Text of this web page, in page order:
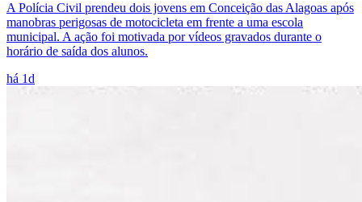
A Polícia Civil prendeu dois jovens em Conceição das Alagoas após
manobras perigosas de motocicleta em frente a uma escola
municipal. A ação foi motivada por vídeos gravados durante o
horário de saída dos alunos.
há 1d